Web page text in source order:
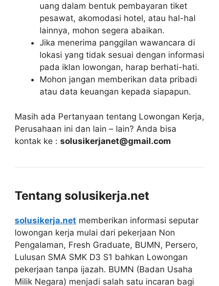
uang dalam bentuk pembayaran tiket
pesawat, akomodasi hotel, atau hal-hal
lainnya, mohon segera abaikan.
Jika menerima panggilan wawancara di
lokasi yang tidak sesuai dengan informasi
pada iklan lowongan, harap berhati-hati.
Mohon jangan memberikan data pribadi
atau data keuangan kepada siapapun.
Masih ada Pertanyaan tentang Lowongan Kerja,
Perusahaan ini dan lain – lain? Anda bisa
kontak ke : solusikerjanet@gmail.com
Tentang solusikerja.net
solusikerja.net memberikan informasi seputar
lowongan kerja mulai dari pekerjaan Non
Pengalaman, Fresh Graduate, BUMN, Persero,
Lulusan SMA SMK D3 S1 bahkan Lowongan
pekerjaan tanpa ijazah. BUMN (Badan Usaha
Milik Negara) menjadi salah satu incaran bagi